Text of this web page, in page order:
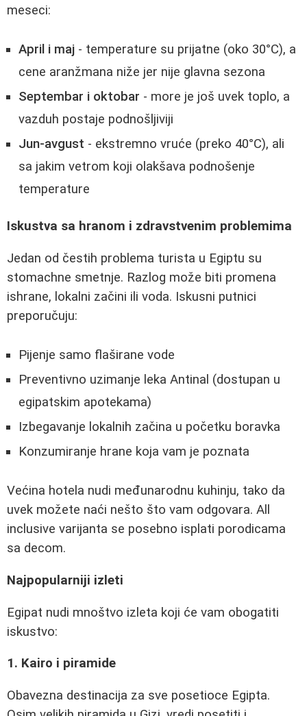
meseci:
April i maj - temperature su prijatne (oko 30°C), a
cene aranžmana niže jer nije glavna sezona
Septembar i oktobar - more je još uvek toplo, a
vazduh postaje podnošljiviji
Jun-avgust - ekstremno vruće (preko 40°C), ali
sa jakim vetrom koji olakšava podnošenje
temperature
Iskustva sa hranom i zdravstvenim problemima
Jedan od čestih problema turista u Egiptu su
stomachne smetnje. Razlog može biti promena
ishrane, lokalni začini ili voda. Iskusni putnici
preporučuju:
Pijenje samo flaširane vode
Preventivno uzimanje leka Antinal (dostupan u
egipatskim apotekama)
Izbegavanje lokalnih začina u početku boravka
Konzumiranje hrane koja vam je poznata
Većina hotela nudi međunarodnu kuhinju, tako da
uvek možete naći nešto što vam odgovara. All
inclusive varijanta se posebno isplati porodicama
sa decom.
Najpopularniji izleti
Egipat nudi mnoštvo izleta koji će vam obogatiti
iskustvo:
1. Kairo i piramide
Obavezna destinacija za sve posetioce Egipta.